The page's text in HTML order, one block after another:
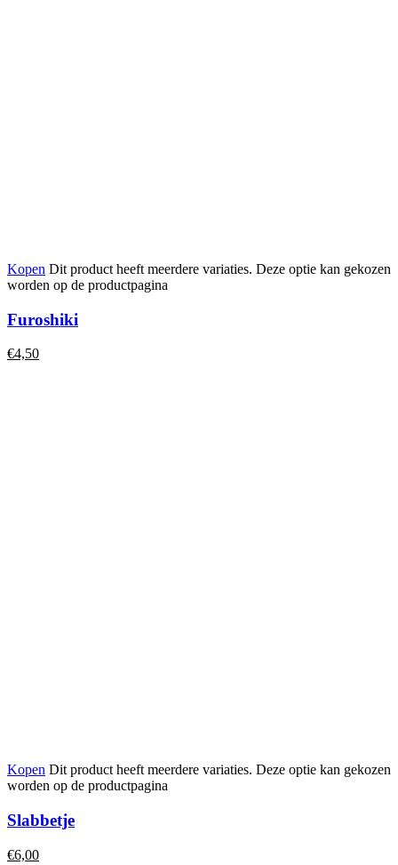
Kopen Dit product heeft meerdere variaties. Deze optie kan gekozen
worden op de productpagina
Furoshiki
€4,50
Kopen Dit product heeft meerdere variaties. Deze optie kan gekozen
worden op de productpagina
Slabbetje
€6,00